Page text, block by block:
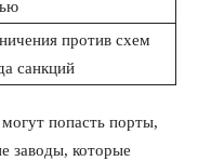
против схем
санкций
попасть порты,
заводы, которые